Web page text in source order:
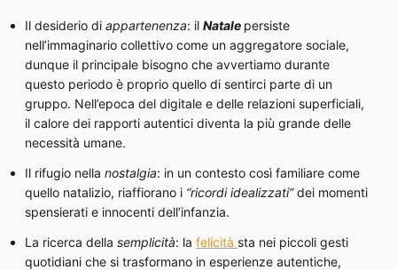
Il desiderio di appartenenza: il Natale persiste
nell’immaginario collettivo come un aggregatore sociale,
dunque il principale bisogno che avvertiamo durante
questo periodo è proprio quello di sentirci parte di un
gruppo. Nell’epoca del digitale e delle relazioni superficiali,
il calore dei rapporti autentici diventa la più grande delle
necessità umane.
Il rifugio nella nostalgia: in un contesto così familiare come
quello natalizio, riaffiorano i “ricordi idealizzati”dei momenti
spensierati e innocenti dell’infanzia.
La ricerca della semplicità: la felicità sta nei piccoli gesti
quotidiani che si trasformano in esperienze autentiche,